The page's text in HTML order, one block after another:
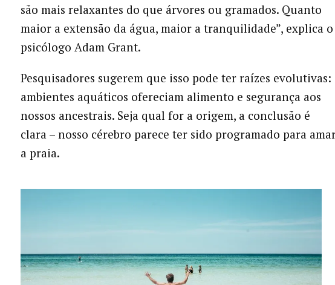
são mais relaxantes do que árvores ou gramados. Quanto
maior a extensão da água, maior a tranquilidade”, explica o
psicólogo Adam Grant.
Pesquisadores sugerem que isso pode ter raízes evolutivas:
ambientes aquáticos ofereciam alimento e segurança aos
nossos ancestrais. Seja qual for a origem, a conclusão é
clara – nosso cérebro parece ter sido programado para
a praia.